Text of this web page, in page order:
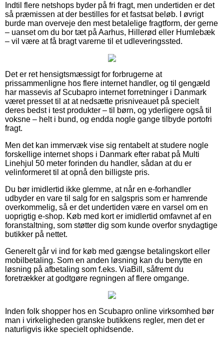
Indtil flere netshops byder på fri fragt, men undertiden er det
så præmissen at der bestilles for et fastsat beløb. I øvrigt
burde man overveje den mest betalelige fragtform, der gerne
– uanset om du bor tæt på Aarhus, Hillerød eller Humlebæk
– vil være at få bragt varerne til et udleveringssted.
Det er ret hensigtsmæssigt for forbrugerne at
prissammenligne hos flere internet handler, og til gengæld
har massevis af Scubapro internet forretninger i Danmark
været presset til at at nedsætte prisniveauet på specielt
deres bedst i test produkter – til børn, og yderligere også til
voksne – helt i bund, og endda nogle gange tilbyde portofri
fragt.
Men det kan immervæk vise sig rentabelt at studere nogle
forskellige internet shops i Danmark efter rabat på Multi
Linehjul 50 meter forinden du handler, sådan at du er
velinformeret til at opnå den billigste pris.
Du bør imidlertid ikke glemme, at når en e-forhandler
udbyder en vare til salg for en salgspris som er hamrende
overkommelig, så er det undertiden være en varsel om en
uoprigtig e-shop. Køb med kort er imidlertid omfavnet af en
foranstaltning, som støtter dig som kunde overfor snydagtige
butikker på nettet.
Generelt går vi ind for køb med gængse betalingskort eller
mobilbetaling. Som en anden løsning kan du benytte en
løsning på afbetaling som f.eks. ViaBill, såfremt du
foretrækker at godtgøre regningen af flere omgange.
Inden folk shopper hos en Scubapro online virksomhed bør
man i virkeligheden granske butikkens regler, men det er
naturligvis ikke specielt ophidsende.